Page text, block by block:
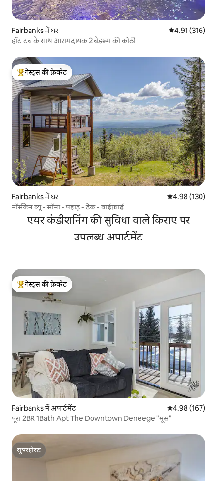
Fairbanks में घर औसत रेटिंग 5 में से
4.91 (316)
हॉट टब के साथ आरामदायक 2 बेडरूम की कोठी
गेस्ट्स का टॉप फ़ेवरेट
गेस्ट्स की फ़ेवरेट
Fairbanks में घर औसत रेटिंग 5 में से
4.98 (130)
नॉर्सकेन व्यू - सॉना - पहाड़ - डेक - वाईफ़ाई
एयर कंडीशनिंग की सुविधा वाले किराए पर
उपलब्ध अपार्टमेंट
गेस्ट्स का टॉप फ़ेवरेट
गेस्ट्स की फ़ेवरेट
Fairbanks में अपार्टमेंट औसत रेटिंग 5 में से
4.98 (167)
पूरा 2BR 1Bath Apt The Downtown Deneege "मूस"
सुपरहोस्ट
सुपरहोस्ट